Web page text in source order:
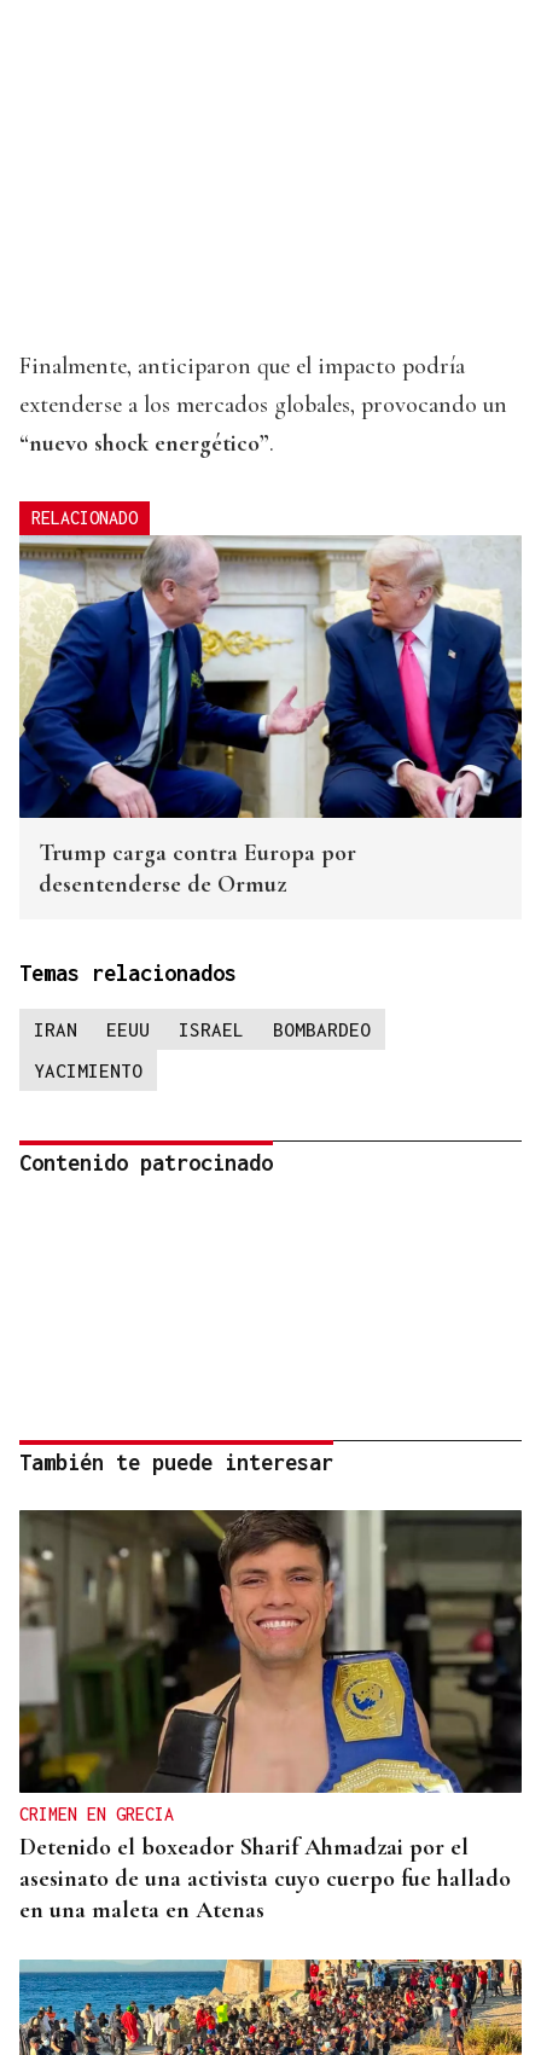
Finalmente, anticiparon que el impacto podría
extenderse a los mercados globales, provocando un
“nuevo shock energético”.
RELACIONADO
Trump carga contra Europa por
desentenderse de Ormuz
Temas relacionados
IRAN EEUU ISRAEL
BOMBARDEO
YACIMIENTO
Contenido patrocinado
También te puede interesar
CRIMEN EN GRECIA
Detenido el boxeador Sharif Ahmadzai por el
asesinato de una activista cuyo cuerpo fue hallado
en una maleta en Atenas